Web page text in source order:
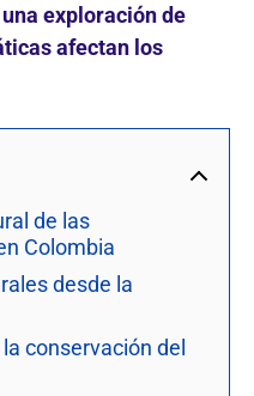
exploración de
afectan los
de las
Colombia
desde la
conservación del